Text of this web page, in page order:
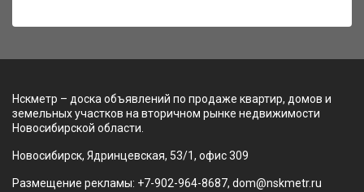
Нскметр – доска объявлений по продаже квартир, домов и
земельных участков на вторичном рынке недвижимости
Новосибирской области.
Новосибирск, Ядринцевская, 53/1, офис 309
Размещение рекламы: +7-902-964-8687, dom@nskmetr.ru